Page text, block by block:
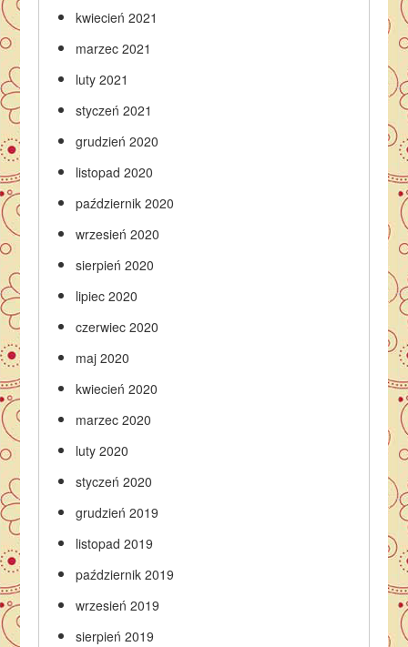
kwiecień 2021
marzec 2021
luty 2021
styczeń 2021
grudzień 2020
listopad 2020
październik 2020
wrzesień 2020
sierpień 2020
lipiec 2020
czerwiec 2020
maj 2020
kwiecień 2020
marzec 2020
luty 2020
styczeń 2020
grudzień 2019
listopad 2019
październik 2019
wrzesień 2019
sierpień 2019